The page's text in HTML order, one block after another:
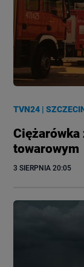
TVN24 |
Ciężarówka
towarowym
3 SIERPNIA 20:05